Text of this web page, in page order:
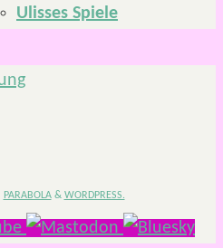
Ulisses Spiele
PARABOLA& WORDPRESS.